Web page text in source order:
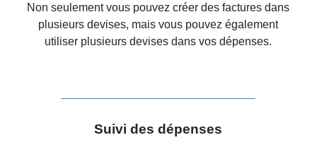
Non seulement vous pouvez créer des factures dans
plusieurs devises, mais vous pouvez également
utiliser plusieurs devises dans vos dépenses.
Suivi des dépenses